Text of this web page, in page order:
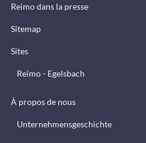
Reimo dans la presse
Sitemap
Sites
Reimo - Egelsbach
À propos de nous
Unternehmensgeschichte